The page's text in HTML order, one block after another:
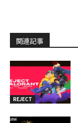
関連記事
REJECT